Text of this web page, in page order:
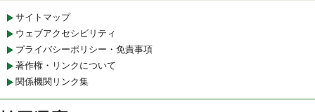
サイトマップ
ウェブアクセシビリティ
プライバシーポリシー・免責事項
著作権・リンクについて
関係機関リンク集